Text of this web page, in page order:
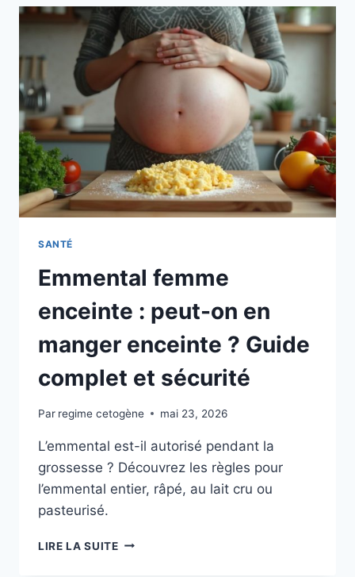
ON
MANGER
PENDANT
LA
GROSSESSE
GUIDE
COMPLET
ET
SÉCURITÉ
SANTÉ
Emmental femme
enceinte : peut-on en
manger enceinte ? Guide
complet et sécurité
Par regime cetogène mai 23, 2026
L’emmental est-il autorisé pendant la
grossesse ? Découvrez les règles pour
l’emmental entier, râpé, au lait cru ou
pasteurisé.
LIRE LA SUITEEMMENTAL